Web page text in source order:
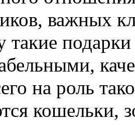
важных
такие
на роль
кошельки,